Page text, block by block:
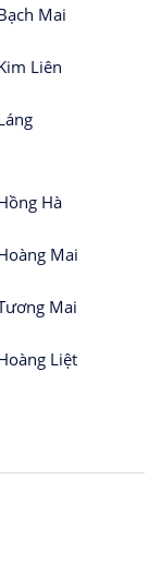
Mai
Liên
Hà
Mai
Mai
Liệt